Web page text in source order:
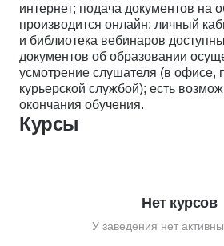
интернет; подача документов на
производится онлайн; личный
и библиотека вебинаров
документов об образовании
усмотрение слушателя (в офисе,
курьерской службой); есть
окончания обучения.
Курсы
Нет курсов
У заведения нет